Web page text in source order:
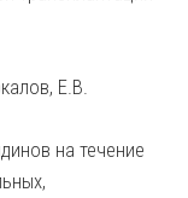
Е.В.
на течение